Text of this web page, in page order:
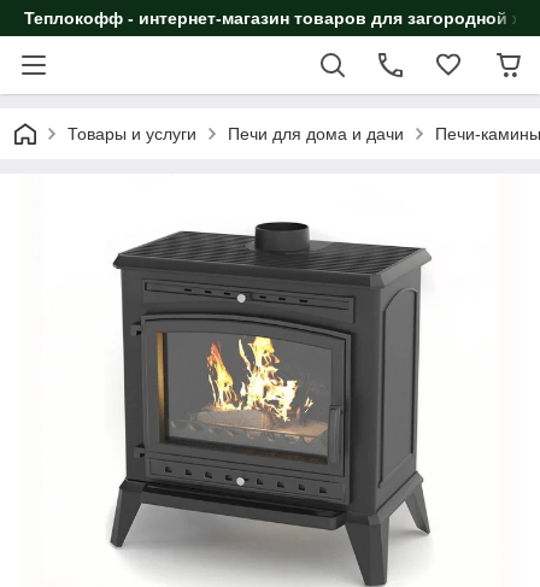
Теплокофф - интернет-магазин товаров для загородной
Товары и услуги Печи для дома и дачи Печи-камины